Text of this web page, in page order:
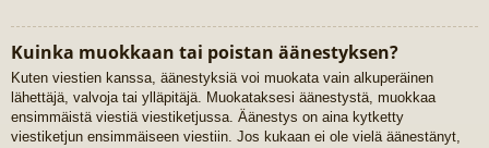
Kuinka muokkaan tai poistan äänestyksen?
Kuten viestien kanssa, äänestyksiä voi muokata vain alkuperäinen
lähettäjä, valvoja tai ylläpitäjä. Muokataksesi äänestystä, muokkaa
ensimmäistä viestiä viestiketjussa. Äänestys on aina kytketty
viestiketjun ensimmäiseen viestiin. Jos kukaan ei ole vielä äänestänyt,